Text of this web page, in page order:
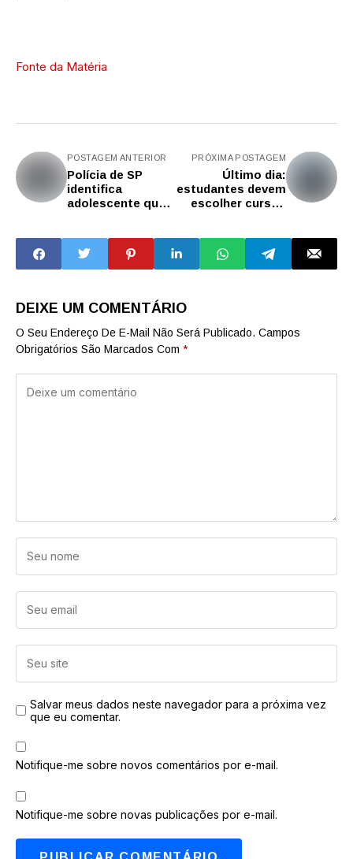
Fonte da Matéria
POSTAGEM ANTERIOR
Polícia de SP
identifica
adolescente que
tratos pela
internet
PRÓXIMA POSTAGEM
Último dia:
estudantes devem
escolher cursos
desta sexta-feira
(28)
DEIXE UM COMENTÁRIO
O Seu Endereço De E-Mail Não Será Publicado. Campos
Obrigatórios São Marcados Com *
Salvar meus dados neste navegador para a próxima vez
que eu comentar.
Notifique-me sobre novos comentários por e-mail.
Notifique-me sobre novas publicações por e-mail.